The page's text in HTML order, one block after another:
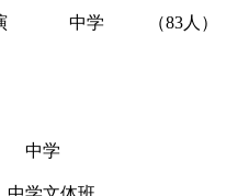
表演 中学 （83人）
中学